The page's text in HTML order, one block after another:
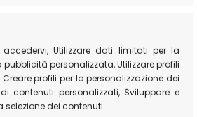
Utilizzare dati limitati per la
personalizzata, Utilizzare profili
profili per la personalizzazione dei
contenuti personalizzati, Sviluppare e
selezione dei contenuti.
e saporiti, e la sorprendente
di gusto. Per chi